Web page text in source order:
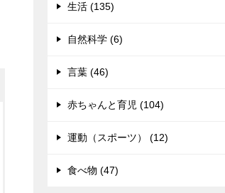
生活 (135)
自然科学 (6)
言葉 (46)
赤ちゃんと育児 (104)
運動（スポーツ） (12)
食べ物 (47)